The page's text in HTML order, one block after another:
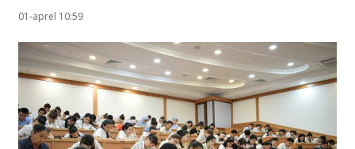
01-aprel 10:59